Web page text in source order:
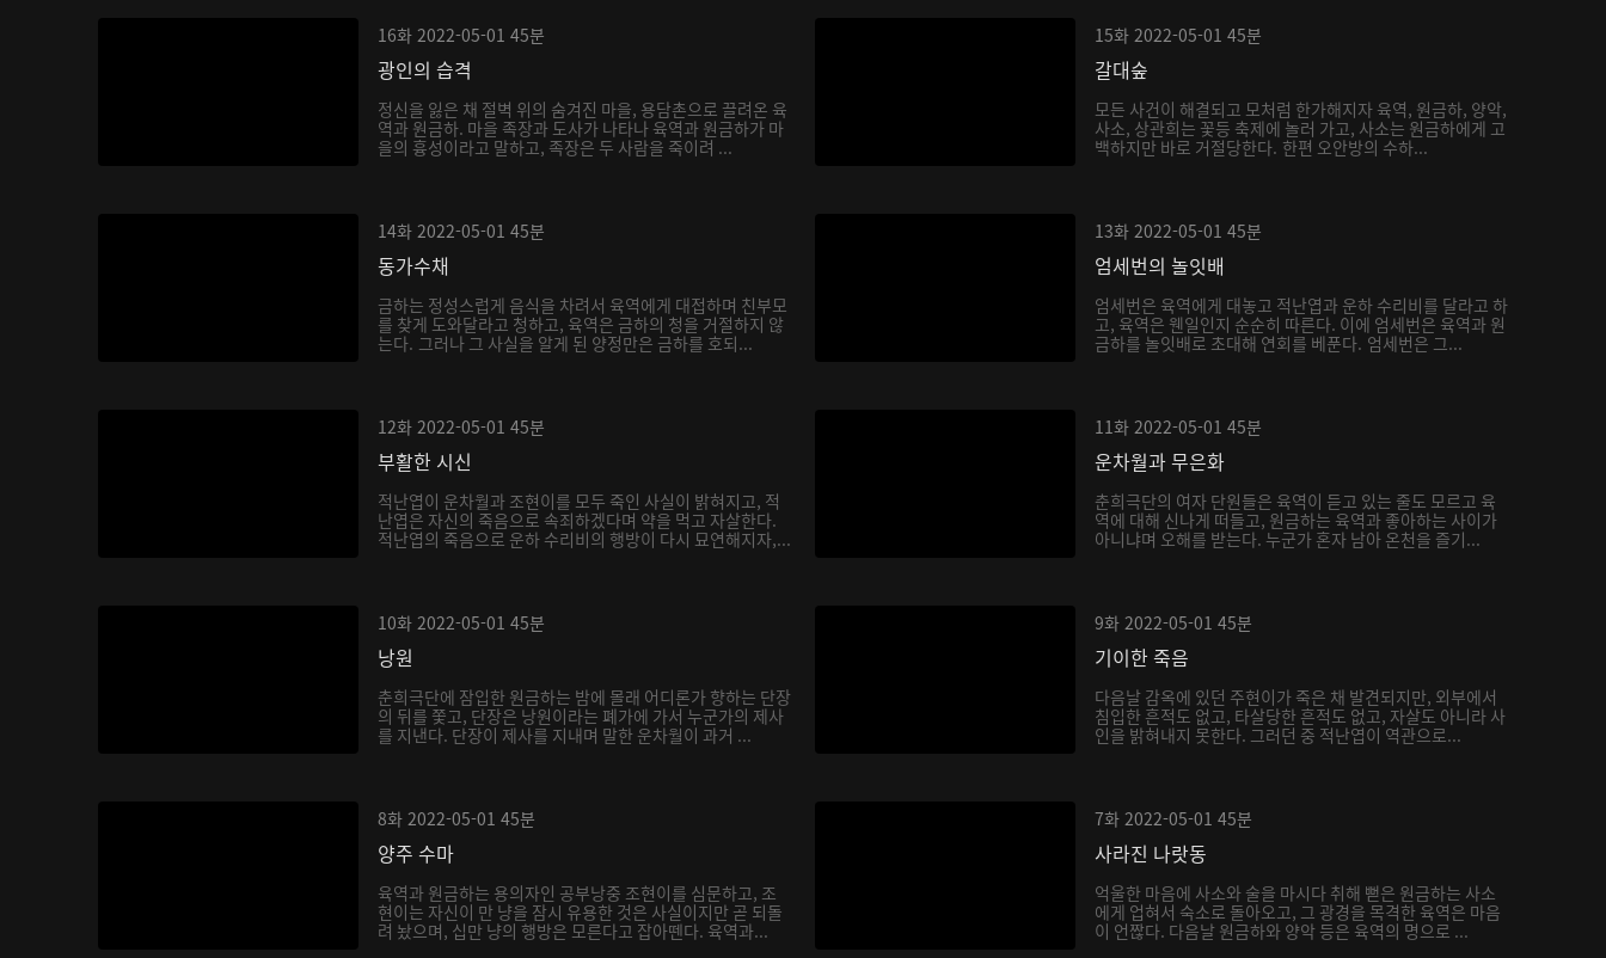
16화 2022-05-01 45분
광인의 습격
정신을 잃은 채 절벽 위의 숨겨진 마을, 용담촌으로 끌려온 육
역과 원금하. 마을 족장과 도사가 나타나 육역과 원금하가 마
을의 흉성이라고 말하고, 족장은 두 사람을 죽이려 ...
15화 2022-05-01 45분
갈대숲
모든 사건이 해결되고 모처럼 한가해지자 육역, 원금하, 양악,
사소, 상관희는 꽃등 축제에 놀러 가고, 사소는 원금하에게 고
백하지만 바로 거절당한다. 한편 오안방의 수하...
14화 2022-05-01 45분
동가수채
금하는 정성스럽게 음식을 차려서 육역에게 대접하며 친부모
를 찾게 도와달라고 청하고, 육역은 금하의 청을 거절하지 않
는다. 그러나 그 사실을 알게 된 양정만은 금하를 호되...
13화 2022-05-01 45분
엄세번의 놀잇배
엄세번은 육역에게 대놓고 적난엽과 운하 수리비를 달라고 하
고, 육역은 웬일인지 순순히 따른다. 이에 엄세번은 육역과 원
금하를 놀잇배로 초대해 연회를 베푼다. 엄세번은 그...
12화 2022-05-01 45분
부활한 시신
적난엽이 운차월과 조현이를 모두 죽인 사실이 밝혀지고, 적
난엽은 자신의 죽음으로 속죄하겠다며 약을 먹고 자살한다.
적난엽의 죽음으로 운하 수리비의 행방이 다시 묘연해지자,...
11화 2022-05-01 45분
운차월과 무은화
춘희극단의 여자 단원들은 육역이 듣고 있는 줄도 모르고 육
역에 대해 신나게 떠들고, 원금하는 육역과 좋아하는 사이가
아니냐며 오해를 받는다. 누군가 혼자 남아 온천을 즐기...
10화 2022-05-01 45분
낭원
춘희극단에 잠입한 원금하는 밤에 몰래 어디론가 향하는 단장
의 뒤를 쫓고, 단장은 낭원이라는 폐가에 가서 누군가의 제사
를 지낸다. 단장이 제사를 지내며 말한 운차월이 과거 ...
9화 2022-05-01 45분
기이한 죽음
다음날 감옥에 있던 주현이가 죽은 채 발견되지만, 외부에서
침입한 흔적도 없고, 타살당한 흔적도 없고, 자살도 아니라 사
인을 밝혀내지 못한다. 그러던 중 적난엽이 역관으로...
8화 2022-05-01 45분
양주 수마
육역과 원금하는 용의자인 공부낭중 조현이를 심문하고, 조
현이는 자신이 만 냥을 잠시 유용한 것은 사실이지만 곧 되돌
려 놨으며, 십만 냥의 행방은 모른다고 잡아뗀다. 육역과...
7화 2022-05-01 45분
사라진 나랏동
억울한 마음에 사소와 술을 마시다 취해 뻗은 원금하는 사소
에게 업혀서 숙소로 돌아오고, 그 광경을 목격한 육역은 마음
이 언짢다. 다음날 원금하와 양악 등은 육역의 명으로 ...